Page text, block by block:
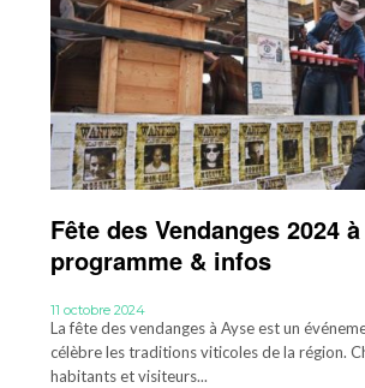
Fête des Vendanges 2024
programme & infos
11 octobre 2024
La fête des vendanges à Ayse est un
célèbre les traditions viticoles de la région.
habitants et visiteurs...